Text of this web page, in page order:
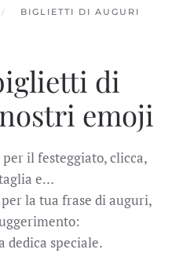
BIGLIETTI DI AUGURI
di
emoji
il festeggiato, clicca,
e…
la tua frase di auguri,
dedica speciale.